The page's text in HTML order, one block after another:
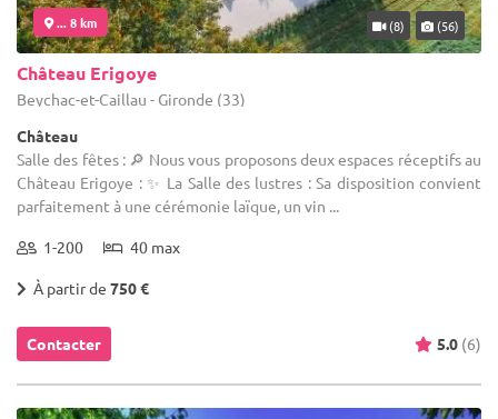
... 8 km (8) (56)
Château Erigoye
Beychac-et-Caillau - Gironde (33)
Château
Salle des fêtes : 🔎 Nous vous proposons deux espaces réceptifs au
Château Erigoye : ✨ La Salle des lustres : Sa disposition convient
parfaitement à une cérémonie laïque, un vin ...
1-200 40 max
À partir de 750 €
Contacter 5.0 (6)